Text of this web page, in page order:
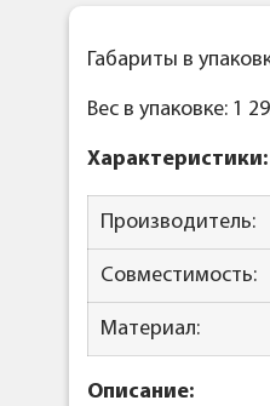
Габариты в
Вес в упаковке: 1
Характеристики:
Производитель:
Совместимость:
Материал:
Описание: